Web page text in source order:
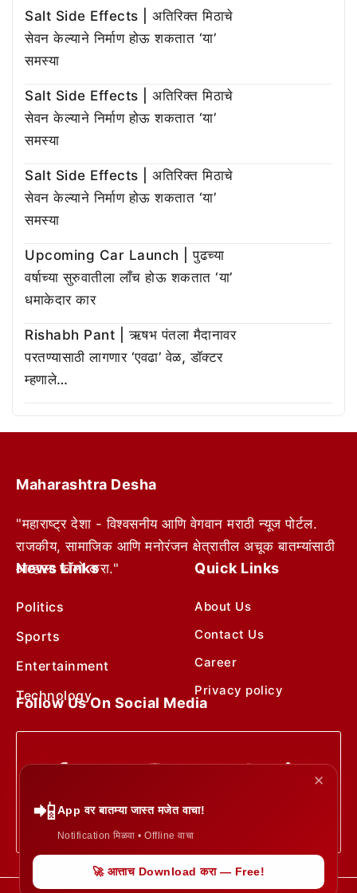
Salt Side Effects | अतिरिक्त मिठाचे
सेवन केल्याने निर्माण होऊ शकतात ‘या’
समस्या
Salt Side Effects | अतिरिक्त मिठाचे
सेवन केल्याने निर्माण होऊ शकतात ‘या’
समस्या
Salt Side Effects | अतिरिक्त मिठाचे
सेवन केल्याने निर्माण होऊ शकतात ‘या’
समस्या
Upcoming Car Launch | पुढच्या
वर्षाच्या सुरुवातीला लाँच होऊ शकतात ‘या’
धमाकेदार कार
Rishabh Pant | ऋषभ पंतला मैदानावर
परतण्यासाठी लागणार ‘एवढा’ वेळ, डॉक्टर
म्हणाले…
Maharashtra Desha
"महाराष्ट्र देशा - विश्वसनीय आणि वेगवान मराठी न्यूज पोर्टल.
राजकीय, सामाजिक आणि मनोरंजन क्षेत्रातील अचूक बातम्यांसाठी
आम्हाला फॉलो करा."
News Links
Politics
Sports
Entertainment
Technology
Quick Links
About Us
Contact Us
Career
Privacy policy
Follow Us On Social Media
✕
📲App वर बातम्या जास्त मजेत वाचा!
Notification मिळवा • Offline वाचा
🚀 आत्ताच Download करा — Free!